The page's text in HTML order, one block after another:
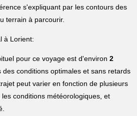
s'expliquant par les contours des
terrain à parcourir.
à Lorient:
pour ce voyage est d'environ2
des conditions optimales et sans retards
peut varier en fonction de plusieurs
conditions météorologiques, et